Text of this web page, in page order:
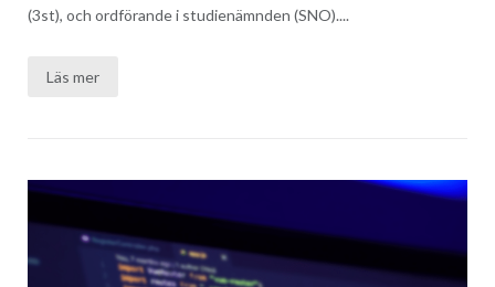
(3st), och ordförande i studienämnden (SNO)....
Läs mer